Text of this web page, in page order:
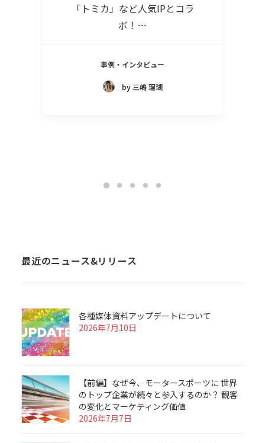
「トミカ」など人気IPとコラ
ボ！…
事例・インタビュー
by 三嶋 理瑚
最近のニュース&リリース
各種媒体資料アップデートについて
2026年7月10日
【前編】なぜ今、モータースポーツに 世界
のトップ企業が続々と参入するのか？ 観客
の変化とマーケティング価値
2026年7月7日